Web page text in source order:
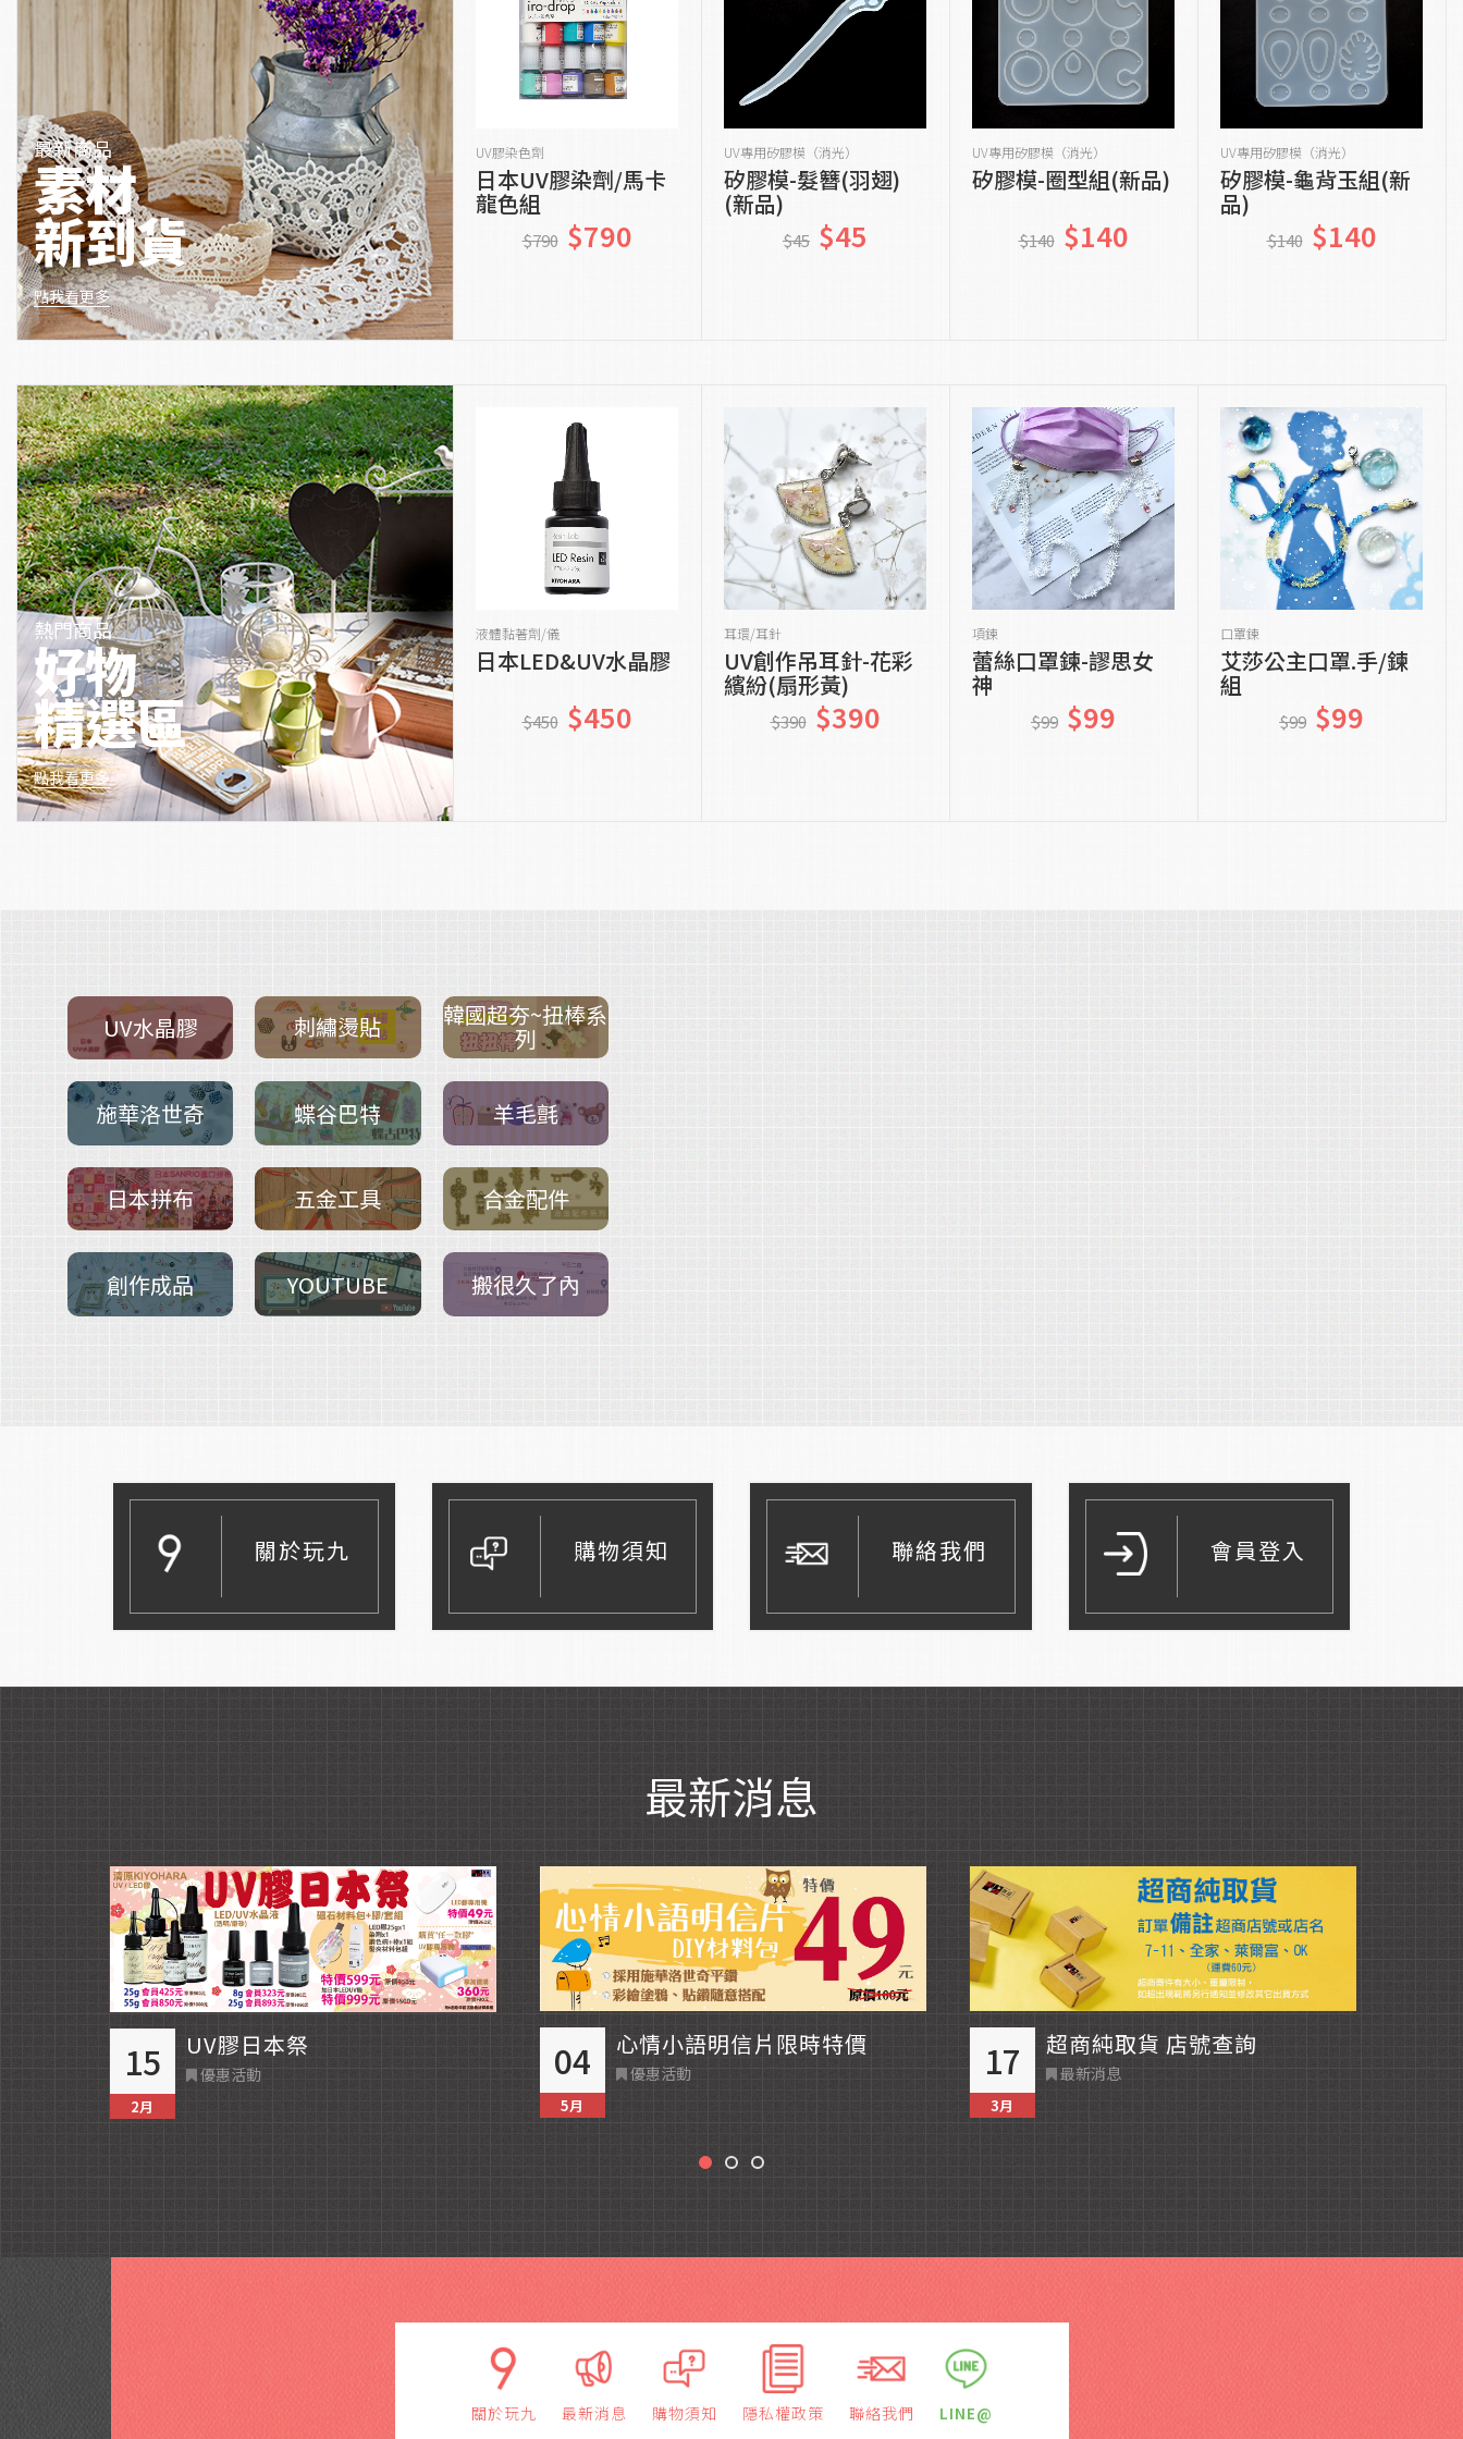
最新商品
素材
新到貨
點我看更多
貨到通知我
UV膠染色劑
日本UV膠染劑/馬卡
龍色組
$790 $790
貨到通知我
UV專用矽膠模（消光）
矽膠模-髮簪(羽翅)
(新品)
$45 $45
加入購物車
UV專用矽膠模（消光）
矽膠模-圈型組(新品)
$140 $140
貨到通知我
UV專用矽膠模（消光）
矽膠模-龜背玉組(新
品)
$140 $140
熱門商品
好物
精選區
點我看更多
貨到通知我
液體黏著劑/儀
日本LED&UV水晶膠
$450 $450
貨到通知我
耳環/耳針
UV創作吊耳針-花彩
繽紛(扇形黃)
$390 $390
項鍊
蕾絲口罩鍊-謬思女
神
$99 $99
口罩鍊
艾莎公主口罩.手/鍊
組
$99 $99
UV水晶膠 刺繡燙貼 韓國超夯~扭棒系
列
施華洛世奇 蝶谷巴特 羊毛氈
日本拼布 五金工具 合金配件
創作成品 YOUTUBE 搬很久了內
關於玩九 購物須知 聯絡我們 會員登入
最新消息
15
2月
UV膠日本祭
優惠活動
Read More
04
5月
心情小語明信片限時特價
優惠活動
Read More
17
3月
超商純取貨 店號查詢
最新消息
Read More
關於玩九 最新消息 購物須知 隱私權政策 聯絡我們 LINE@